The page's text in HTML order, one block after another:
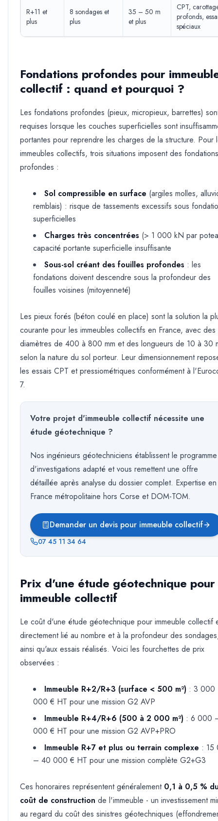
R+11 et
plus
8 sondages et
plus
35 – 50 m
et plus
CPT,
profonds,
spéciaux
Fondations profondes pour
collectif : quand et pourquoi ?
Les fondations profondes (pieux, micropieux, barrettes)
requises lorsque les couches superficielles sont
portantes pour reprendre les charges de la structure. Pour
immeubles collectifs, trois situations imposent des fondations
profondes :
Sol compressible en surface (argiles molles,
remblais) : risque de tassements excessifs sous
superficielles
Charges très concentrées (> 1 000 kN par
capacité portante superficielle insuffisante
Sous-sol créant des fouilles profondes : les
fondations doivent descendre sous la profondeur des
fouilles voisines (mitoyenneté)
Les pieux forés (béton coulé en place) sont la solution la
courante pour les immeubles collectifs en France, avec des
diamètres de 400 à 800 mm et des longueurs de 10 à 30
selon la nature du sol porteur. Leur dimensionnement
les essais CPT et pressiométriques conformément à
7.
Votre projet d'immeuble collectif nécessite une
étude géotechnique ?
Nos ingénieurs géotechniciens établissent le programme
d'investigations adapté et vous remettent une offre
détaillée après analyse du dossier complet. Expertise en
France métropolitaine hors Corse et DOM-TOM.
Demander un devis pour immeuble collectif
07 45 11 34 64
Prix d'une étude géotechnique pour
immeuble collectif
Le coût d'une étude géotechnique pour immeuble collectif
directement lié au nombre et à la profondeur des
ainsi qu'aux essais réalisés. Voici les fourchettes de prix
observées :
Immeuble R+2/R+3 (surface < 500 m²) : 3 000
000 € HT pour une mission G2 AVP
Immeuble R+4/R+6 (500 à 2 000 m²) : 6 000
000 € HT pour une mission G2 AVP+PRO
Immeuble R+7 et plus ou terrain complexe : 15
– 40 000 € HT pour une mission complète G2+G3
Ces honoraires représentent généralement 0,1 à 0,5 %
coût de construction de l'immeuble - un investissement
au regard du coût des sinistres géotechniques